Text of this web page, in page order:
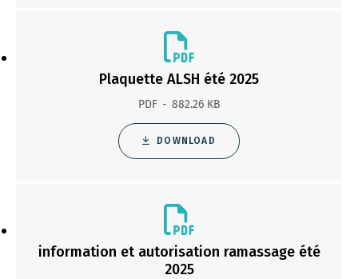
Plaquette ALSH été 2025
PDF 882.26 KB
DOWNLOAD
information et autorisation ramassage été
2025